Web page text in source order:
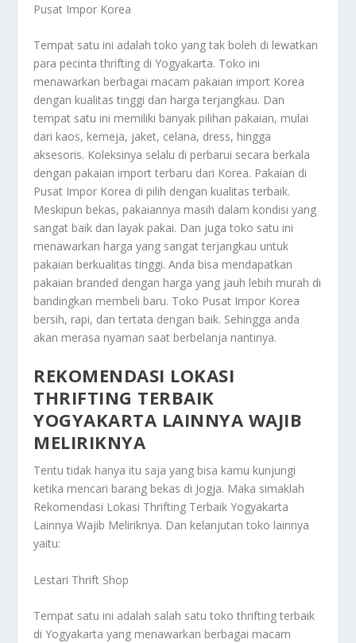
Pusat Impor Korea
Tempat satu ini adalah toko yang tak boleh di lewatkan
para pecinta thrifting di Yogyakarta. Toko ini
menawarkan berbagai macam pakaian import Korea
dengan kualitas tinggi dan harga terjangkau. Dan
tempat satu ini memiliki banyak pilihan pakaian, mulai
dari kaos, kemeja, jaket, celana, dress, hingga
aksesoris. Koleksinya selalu di perbarui secara berkala
dengan pakaian import terbaru dari Korea. Pakaian di
Pusat Impor Korea di pilih dengan kualitas terbaik.
Meskipun bekas, pakaiannya masih dalam kondisi yang
sangat baik dan layak pakai. Dan juga toko satu ini
menawarkan harga yang sangat terjangkau untuk
pakaian berkualitas tinggi. Anda bisa mendapatkan
pakaian branded dengan harga yang jauh lebih murah di
bandingkan membeli baru. Toko Pusat Impor Korea
bersih, rapi, dan tertata dengan baik. Sehingga anda
akan merasa nyaman saat berbelanja nantinya.
REKOMENDASI LOKASI
THRIFTING TERBAIK
YOGYAKARTA LAINNYA WAJIB
MELIRIKNYA
Tentu tidak hanya itu saja yang bisa kamu kunjungi
ketika mencari barang bekas di Jogja. Maka simaklah
Rekomendasi Lokasi Thrifting Terbaik Yogyakarta
Lainnya Wajib Meliriknya. Dan kelanjutan toko lainnya
yaitu:
Lestari Thrift Shop
Tempat satu ini adalah salah satu toko thrifting terbaik
di Yogyakarta yang menawarkan berbagai macam